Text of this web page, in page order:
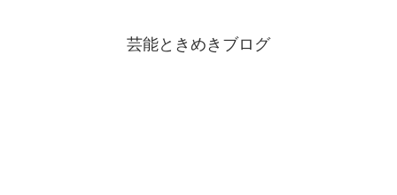
芸能ときめきブログ